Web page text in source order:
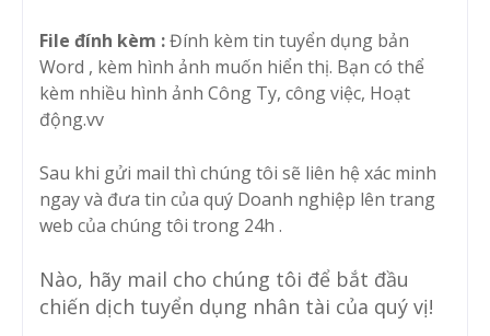
File đính kèm :Đính kèm tin tuyển dụng bản
Word , kèm hình ảnh muốn hiển thị. Bạn có thể
kèm nhiều hình ảnh Công Ty, công việc, Hoạt
động.vv
Sau khi gửi mail thì chúng tôi sẽ liên hệ xác minh
ngay và đưa tin của quý Doanh nghiệp lên trang
web của chúng tôi trong 24h .
Nào, hãy mail cho chúng tôi để bắt đầu
chiến dịch tuyển dụng nhân tài của quý vị!